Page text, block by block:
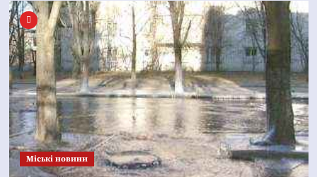
Mіські новини